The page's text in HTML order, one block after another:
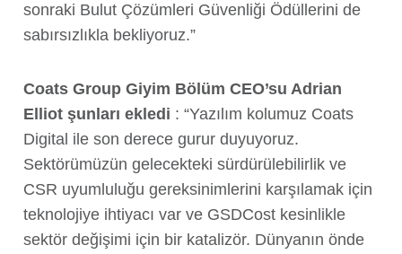
sonraki Bulut Çözümleri Güvenliği Ödüllerini de
sabırsızlıkla bekliyoruz.”
Coats Group Giyim Bölüm CEO’su Adrian
Elliot şunları ekledi : “Yazılım kolumuz Coats
Digital ile son derece gurur duyuyoruz.
Sektörümüzün gelecekteki sürdürülebilirlik ve
CSR uyumluluğu gereksinimlerini karşılamak için
teknolojiye ihtiyacı var ve GSDCost kesinlikle
sektör değişimi için bir katalizör. Dünyanın önde